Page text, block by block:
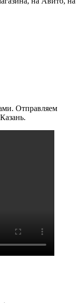
Отправляем